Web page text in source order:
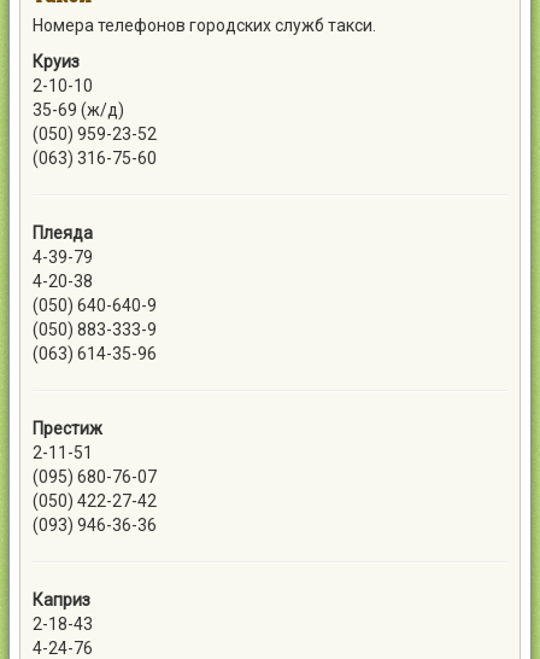
Номера телефонов городских служб такси.
Круиз
2-10-10
35-69 (ж/д)
(050) 959-23-52
(063) 316-75-60
Плеяда
4-39-79
4-20-38
(050) 640-640-9
(050) 883-333-9
(063) 614-35-96
Престиж
2-11-51
(095) 680-76-07
(050) 422-27-42
(093) 946-36-36
Каприз
2-18-43
4-24-76